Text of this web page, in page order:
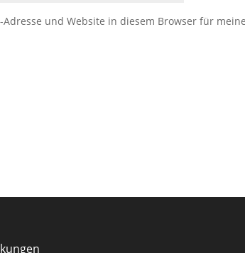
Adresse und Website in diesem Browser für